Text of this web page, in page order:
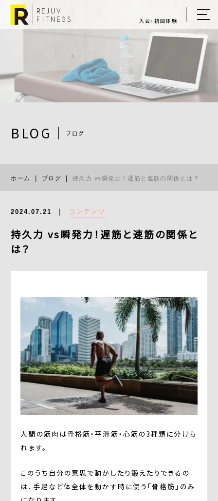
入会・初回体験
BLOG ブログ
ホーム ブログ 持久力 vs瞬発力！遅筋と速筋の関係とは？
2024.07.21 コンテンツ
持久力 vs瞬発力！遅筋と速筋の関係と
は？
人間の筋肉は骨格筋・平滑筋・心筋の3種類に分けら
れます。
このうち自分の意思で動かしたり鍛えたりできるの
は、手足など体全体を動かす時に使う「骨格筋」のみ
ホーム
キャンペーン情報
REJUV FITNESSについて
店舗一覧
ブログ
よくあるご質問
058-338-3504
入会・初回体験はこちら